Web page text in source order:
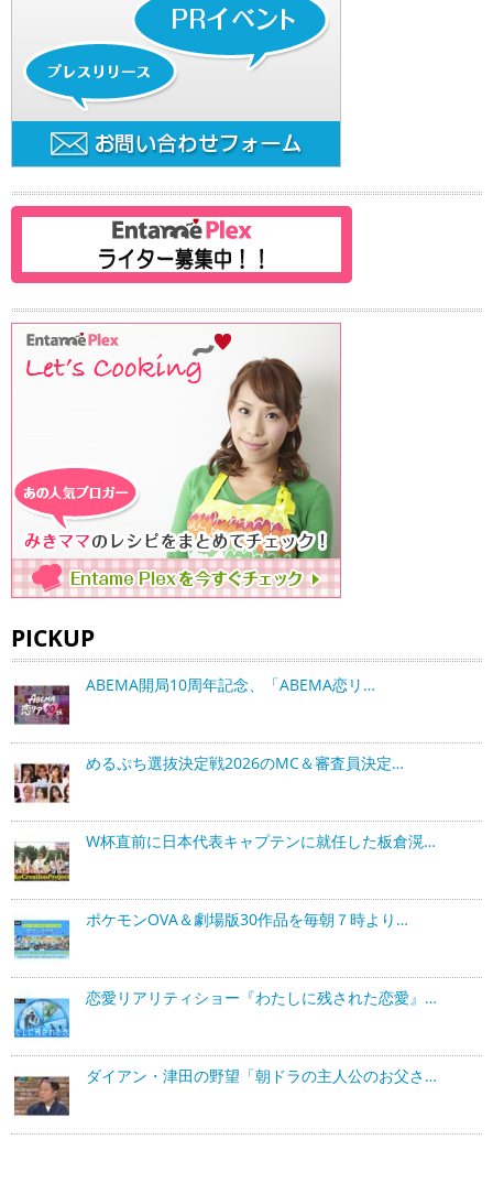
PICKUP
ABEMA開局10周年記念、「ABEMA恋リ…
めるぷち選抜決定戦2026のMC＆審査員決定…
W杯直前に日本代表キャプテンに就任した板倉滉…
ポケモンOVA＆劇場版30作品を毎朝７時より…
恋愛リアリティショー『わたしに残された恋愛』…
ダイアン・津田の野望「朝ドラの主人公のお父さ…